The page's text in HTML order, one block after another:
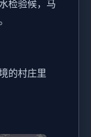
检验候，马
的村庄里